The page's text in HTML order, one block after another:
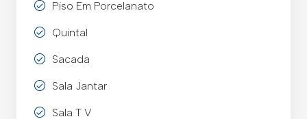
Piso Em Porcelanato
Quintal
Sacada
Sala Jantar
Sala T V